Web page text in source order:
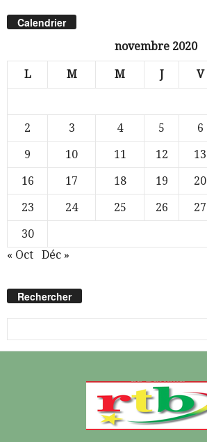
Calendrier
novembre 2020
L M M J V
2
3 4 5 6
9
10 11 12 13
16
17 18 19 20
23
24 25 26 27
30
« Oct
Déc »
Rechercher